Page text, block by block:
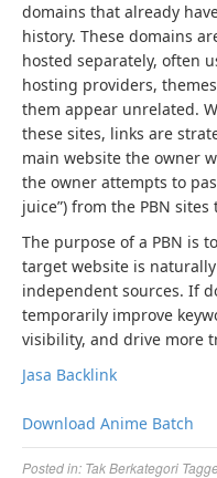
domains that already
history. These domains
hosted separately, often
hosting providers,
them appear unrelated.
these sites, links are
main website the owner
the owner attempts to
juice”) from the PBN
The purpose of a PBN is
target website is
independent sources. If
temporarily improve
visibility, and drive more
Jasa Backlink
Download Anime Batch
Posted in: Tak Berkategori